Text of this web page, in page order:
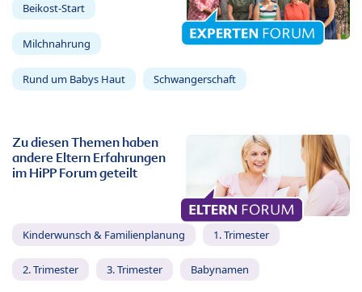
Beikost-Start
Milchnahrung
Rund um Babys Haut Schwangerschaft
Zu diesen Themen haben
andere Eltern Erfahrungen
im HiPP Forum geteilt
Kinderwunsch & Familienplanung 1. Trimester
2. Trimester 3. Trimester Babynamen